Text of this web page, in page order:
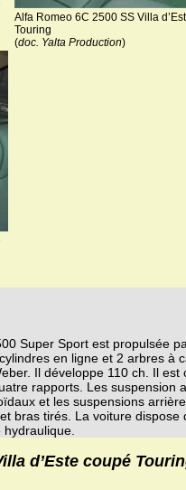
Alfa Romeo 6C 2500 SS Villa
Touring
(doc. Yalta Production)
Super Sport est propulsée
en ligne et 2 arbres à
Il développe 110 ch. Il est
rapports. Les suspension
et les suspensions arrière
bras tirés. La voiture dispose
d’Este coupé